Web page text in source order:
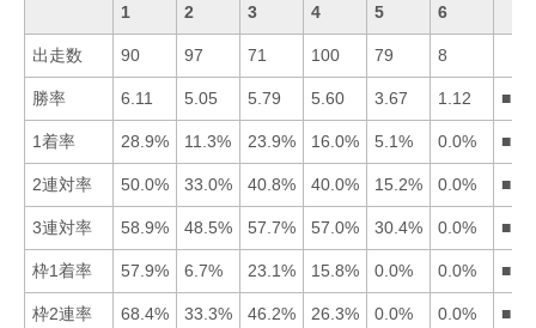
1 2 3 4 5 6
出走数 90 97 71 100 79 8
勝率 6.11 5.05 5.79 5.60 3.67 1.12
1着率 28.9% 11.3% 23.9% 16.0% 5.1% 0.0%
2連対率 50.0% 33.0% 40.8% 40.0% 15.2% 0.0%
3連対率 58.9% 48.5% 57.7% 57.0% 30.4% 0.0%
枠1着率 57.9% 6.7% 23.1% 15.8% 0.0% 0.0%
枠2連率 68.4% 33.3% 46.2% 26.3% 0.0% 0.0%